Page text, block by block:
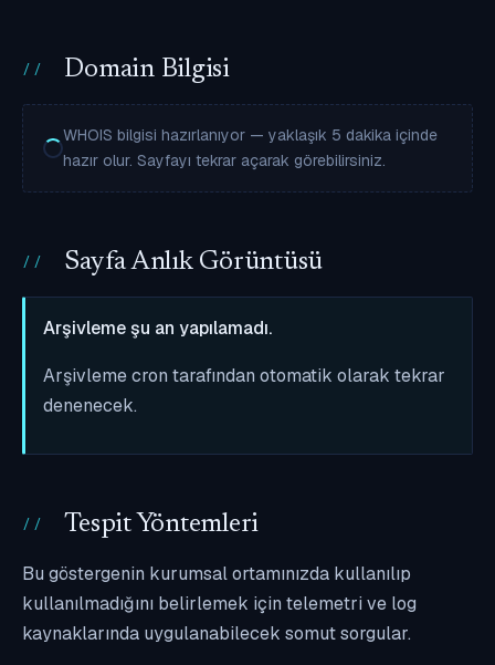
Domain Bilgisi
WHOIS bilgisi hazırlanıyor — yaklaşık 5 dakika içinde
hazır olur. Sayfayı tekrar açarak görebilirsiniz.
Sayfa Anlık Görüntüsü
Arşivleme şu an yapılamadı.
Arşivleme cron tarafından otomatik olarak tekrar
denenecek.
Tespit Yöntemleri
Bu göstergenin kurumsal ortamınızda kullanılıp
kullanılmadığını belirlemek için telemetri ve log
kaynaklarında uygulanabilecek somut sorgular.